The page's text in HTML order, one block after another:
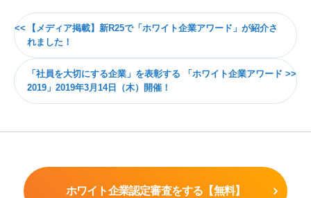
【メディア掲載】新R25で「ホワイト企業アワード」が紹介さ
れました！
「社員を大切にする企業」を表彰する 「ホワイト企業アワード
2019」2019年3月14日（木）開催！
ホワイト企業認定審査をする【無料】